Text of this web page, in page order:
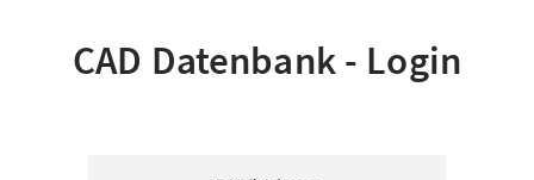
CAD Datenbank - Login